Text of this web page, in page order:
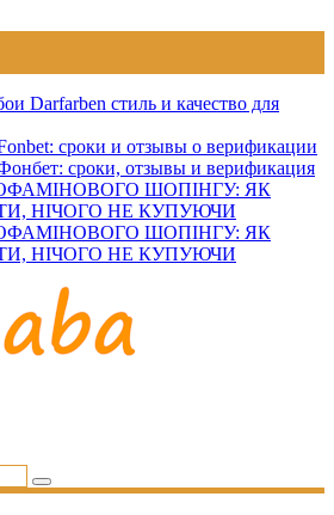
Darfarben стиль и качество для
сроки и отзывы о верификации
сроки, отзывы и верификация
ШОПІНГУ: ЯК
НІЧОГО НЕ КУПУЮЧИ
ШОПІНГУ: ЯК
НІЧОГО НЕ КУПУЮЧИ